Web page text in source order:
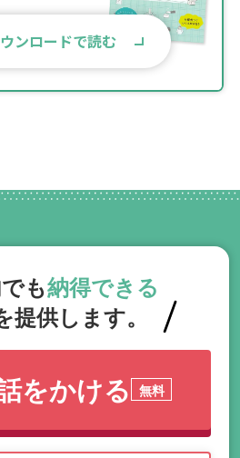
ンロードで読む
も納得できる
提供します。
をかける 無料